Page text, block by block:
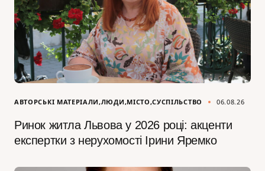
АВТОРСЬКІ МАТЕРІАЛИ ЛЮДИ МІСТО СУСПІЛЬСТВО 06.08.26
Ринок житла Львова у 2026 році: акценти
експертки з нерухомості Ірини Яремко